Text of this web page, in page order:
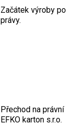
Začátek výroby
právy.
Přechod na
EFKO karton s.r.o.